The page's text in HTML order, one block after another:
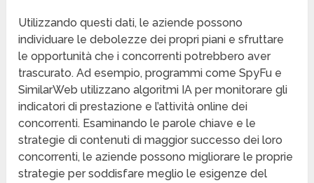
Utilizzando questi dati, le aziende possono
individuare le debolezze dei propri piani e sfruttare
le opportunità che i concorrenti potrebbero aver
trascurato. Ad esempio, programmi come SpyFu e
SimilarWeb utilizzano algoritmi IA per monitorare gli
indicatori di prestazione e l’attività online dei
concorrenti. Esaminando le parole chiave e le
strategie di contenuti di maggior successo dei loro
concorrenti, le aziende possono migliorare le proprie
strategie per soddisfare meglio le esigenze del